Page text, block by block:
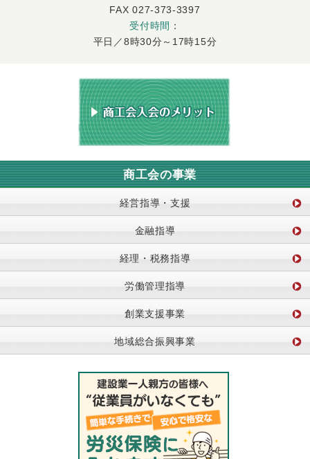
FAX 027-373-3397
受付時間 ：
平日／8時30分～17時15分
商工会の事業
経営指導・支援
金融指導
経理・税務指導
労働管理指導
創業支援事業
地域総合振興事業